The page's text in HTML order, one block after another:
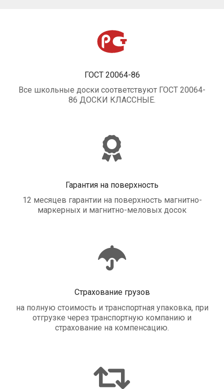
ГОСТ 20064-86
Все школьные доски соответствуют ГОСТ 20064-
86 ДОСКИ КЛАССНЫЕ.
Гарантия на поверхность
12 месяцев гарантии на поверхность магнитно-
маркерных и магнитно-меловых досок
Страхование грузов
на полную стоимость и транспортная упаковка, при
отгрузке через транспортную компанию и
страхование на компенсацию.